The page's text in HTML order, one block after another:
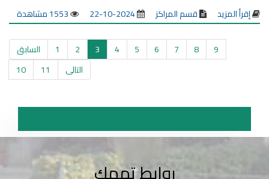
إقرأ المزيد قسم المراكز 2024-10-22 1553 مشاهدة
السابق 1 2 3 4 5 6 7 8
9
10
11 التالى